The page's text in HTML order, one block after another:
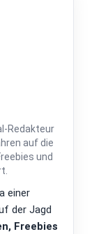
Redakteur
auf die
und
einer
der Jagd
Freebies